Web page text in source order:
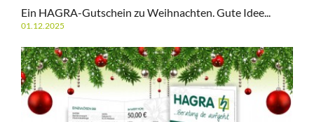
Ein HAGRA-Gutschein zu Weihnachten. Gute Idee...
01.12.2025